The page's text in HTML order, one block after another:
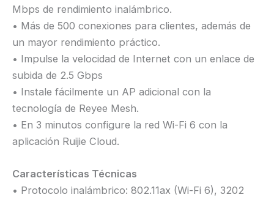
Mbps de rendimiento inalámbrico.
• Más de 500 conexiones para clientes, además de
un mayor rendimiento práctico.
• Impulse la velocidad de Internet con un enlace de
subida de 2.5 Gbps
• Instale fácilmente un AP adicional con la
tecnología de Reyee Mesh.
• En 3 minutos configure la red Wi-Fi 6 con la
aplicación Ruijie Cloud.
Características Técnicas
• Protocolo inalámbrico: 802.11ax (Wi-Fi 6), 3202